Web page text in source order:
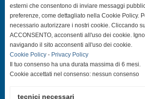
@asdpallavolocastelfranco
@asdpallavolocastelfranco
Community Asd Pallavolo
esterni che consentono di inviare messaggi
preferenze, come dettagliato nella Cookie Policy.
necessario autorizzare i nostri cookie. Cliccando
ACCONSENTO, acconsenti all'uso dei cookie.
navigando il sito acconsenti all'uso dei cookie.
Cookie Policy - Privacy Policy
Il tuo consenso ha una durata massima di 6 mesi.
Cookie accettati nel consenso: nessun consenso
tecnici necessari